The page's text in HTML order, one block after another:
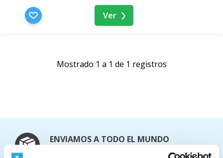
Ver
Mostrado 1 a 1 de 1 registros
ENVIAMOS A TODO EL MUNDO